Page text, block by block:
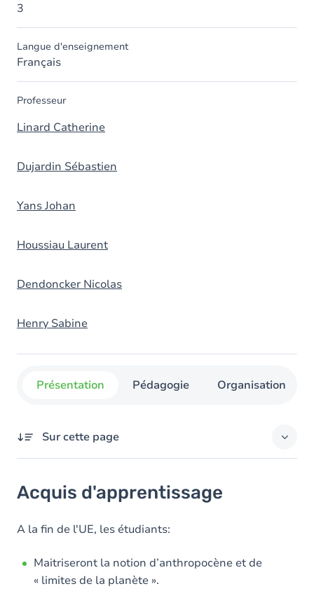
3
Langue d'enseignement
Français
Professeur
Linard Catherine
Dujardin Sébastien
Yans Johan
Houssiau Laurent
Dendoncker Nicolas
Henry Sabine
Présentation Pédagogie Organisation
Sur cette page
Objectifs
Contenu
Table des matières
Acquis d'apprentissage
A la fin de l'UE, les étudiants:
Maitriseront la notion d’anthropocène et de
« limites de la planète ».